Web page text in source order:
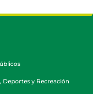
Deportes y Recreación